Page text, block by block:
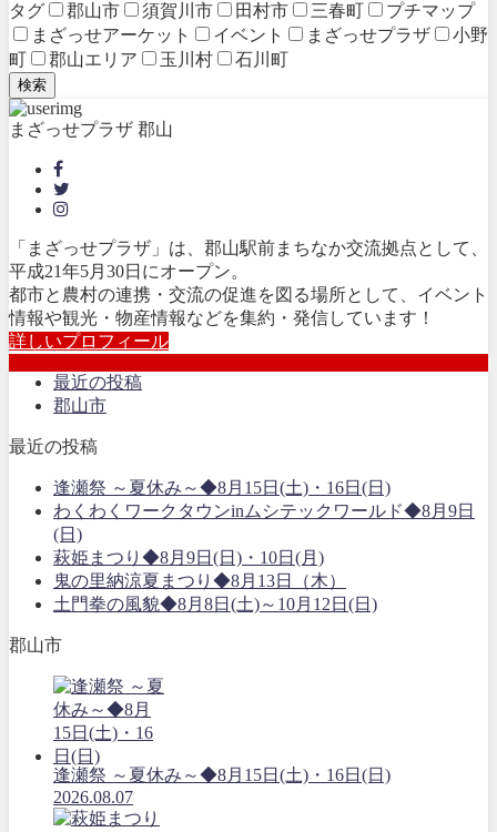
タグ 郡山市 須賀川市 田村市 三春町
プチマップ
まざっせアーケット
イベント まざっせプラザ
小野
町
郡山エリア 玉川村 石川町
検索
まざっせプラザ 郡山
「まざっせプラザ」は、郡山駅前まちなか交流拠点として、
平成21年5月30日にオープン。
都市と農村の連携・交流の促進を図る場所として、イベント
情報や観光・物産情報などを集約・発信しています！
詳しいプロフィール
最近の投稿
郡山市
最近の投稿
逢瀬祭 ～夏休み～◆8月15日(土)・16日(日)
わくわくワークタウンinムシテックワールド◆8月9日
(日)
萩姫まつり◆8月9日(日)・10日(月)
鬼の里納涼夏まつり◆8月13日（木）
土門拳の風貌◆8月8日(土)～10月12日(日)
郡山市
逢瀬祭 ～夏休み～◆8月15日(土)・16日(日)
2026.08.07